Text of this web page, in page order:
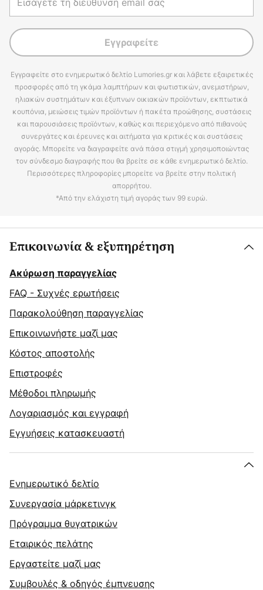
Εγγραφείτε
Εγγραφείτε στο ενημερωτικό δελτίο Lumories.gr και λάβετε εξαιρετικές
προσφορές από τη γκάμα λαμπτήρων και φωτιστικών, ανεμιστήρων,
ηλιακών συστημάτων και έξυπνων οικιακών προϊόντων, εκπτωτικά
κουπόνια, μειώσεις τιμών προϊόντων ή πακέτα προώθησης, συστάσεις
και παρουσιάσεις προϊόντων, καθώς και περιεχόμενο από πιθανούς
συνεργάτες και έρευνες και αιτήματα για κριτικές και συστάσεις
αγοράς. Μπορείτε να διαγραφείτε ανά πάσα στιγμή χρησιμοποιώντας
τον σύνδεσμο διαγραφής που θα βρείτε σε κάθε ενημερωτικό δελτίο.
Περισσότερες πληροφορίες μπορείτε να βρείτε στην πολιτική
απορρήτου.
*Από την ελάχιστη τιμή αγοράς των 99 ευρώ.
Επικοινωνία & εξυπηρέτηση
Ακύρωση παραγγελίας
FAQ - Συχνές ερωτήσεις
Παρακολούθηση παραγγελίας
Επικοινωνήστε μαζί μας
Κόστος αποστολής
Επιστροφές
Μέθοδοι πληρωμής
Λογαριασμός και εγγραφή
Εγγυήσεις κατασκευαστή
Ενημερωτικό δελτίο
Συνεργασία μάρκετινγκ
Πρόγραμμα θυγατρικών
Εταιρικός πελάτης
Εργαστείτε μαζί μας
Συμβουλές & οδηγός έμπνευσης